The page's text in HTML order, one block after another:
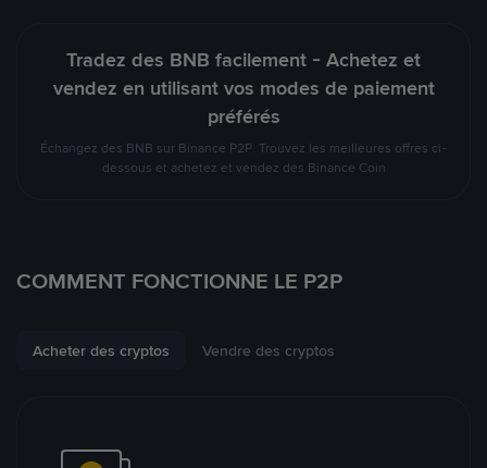
Tradez des BNB facilement - Achetez et
vendez en utilisant vos modes de paiement
préférés
Échangez des BNB sur Binance P2P. Trouvez les meilleures offres ci-
dessous et achetez et vendez des Binance Coin
COMMENT FONCTIONNE LE P2P
Acheter des cryptos Vendre des cryptos